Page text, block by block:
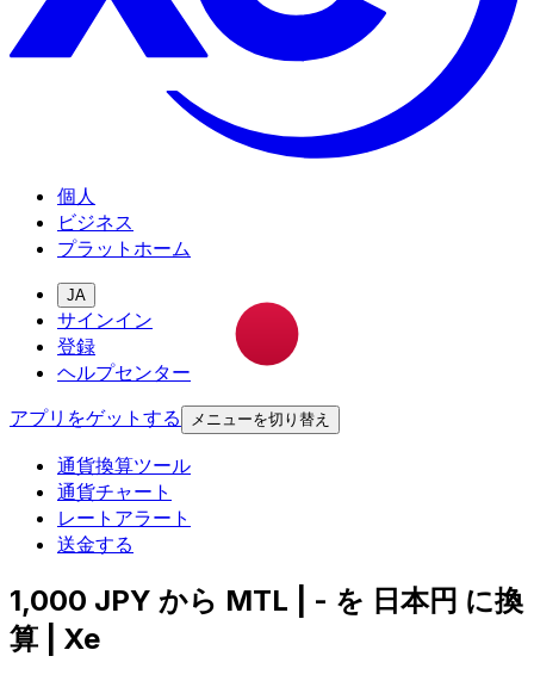
個人
ビジネス
プラットホーム
JA
サインイン
登録
ヘルプセンター
アプリをゲットする
メニューを切り替え
通貨換算ツール
通貨チャート
レートアラート
送金する
1,000 JPY から MTL | - を 日本円 に換
算 | Xe